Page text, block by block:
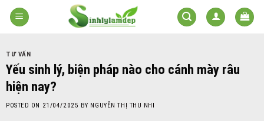
Skip
TƯ VẤN
Yếu sinh lý, biện pháp nào cho cánh mày râu
hiện nay?
POSTED ON 21/04/2025 BY NGUYỄN THỊ THU NHI